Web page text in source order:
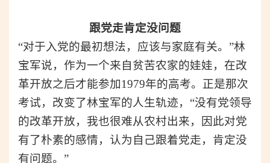
跟党走肯定没问题
“对于入党的最初想法，应该与家庭有关。”林
宝军说，作为一个来自贫苦农家的娃娃，在改
革开放之后才能参加1979年的高考。正是那次
考试，改变了林宝军的人生轨迹，“没有党领导
的改革开放，我也很难从农村出来，因此对党
有了朴素的感情，认为自己跟着党走，肯定没
有问题。”